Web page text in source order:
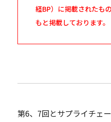
経BP）に掲載されたも
もと掲載しております。
第6、7回とサプライチェ